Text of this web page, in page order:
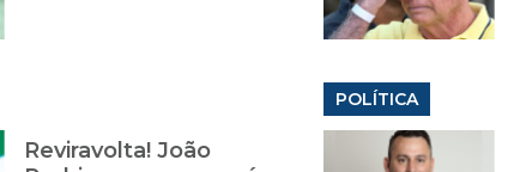
Reviravolta! João
POLÍTICA